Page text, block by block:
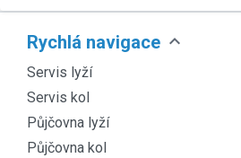
Rychlá navigace expand_more
Servis lyží
Servis kol
Půjčovna lyží
Půjčovna kol